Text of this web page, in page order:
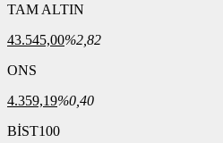
TAM ALTIN
43.545,00%2,82
ONS
4.359,19%0,40
BİST100